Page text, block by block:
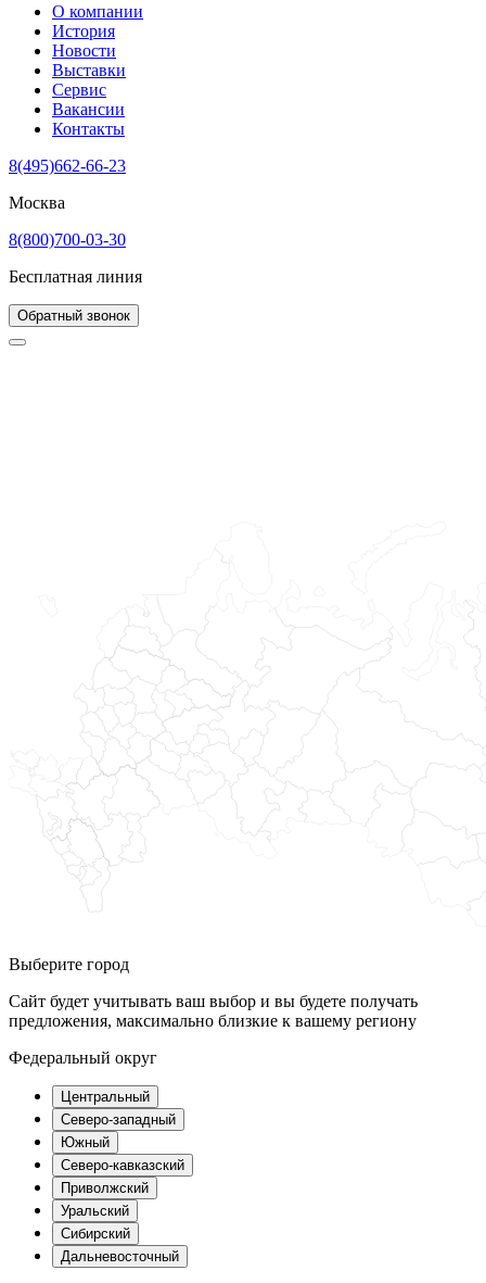
О компании
История
Новости
Выставки
Сервис
Вакансии
Контакты
8(495)662-66-23
Москва
8(800)700-03-30
Бесплатная линия
Обратный звонок
Выберите город
Сайт будет учитывать ваш выбор и вы будете получать
предложения, максимально близкие к вашему региону
Федеральный округ
Центральный
Северо-западный
Южный
Северо-кавказский
Приволжский
Уральский
Сибирский
Дальневосточный